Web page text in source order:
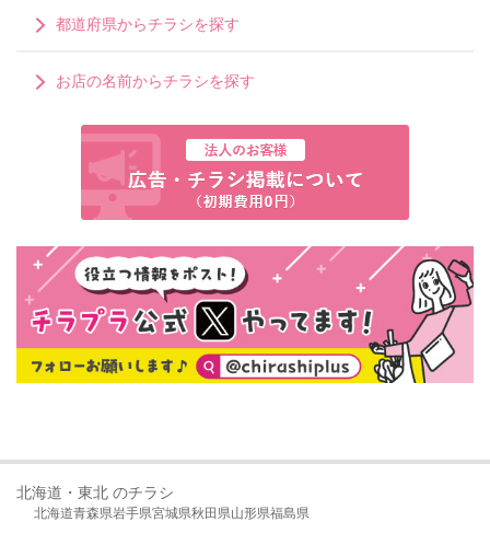
都道府県からチラシを探す
お店の名前からチラシを探す
北海道・東北 のチラシ
北海道青森県岩手県宮城県秋田県山形県福島県